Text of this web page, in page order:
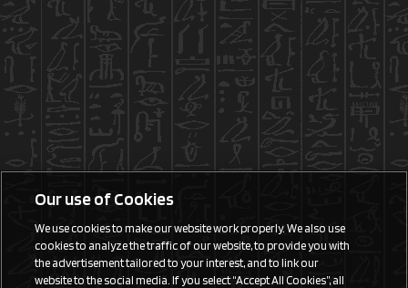
Our use of Cookies
We use cookies to make our website work properly. We also use
cookies to analyze the traffic of our website, to provide you with
the advertisement tailored to your interest, and to link our
website to the social media. If you select “Accept All Cookies”, all